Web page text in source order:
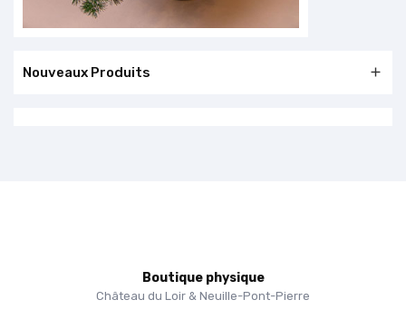
Nouveaux Produits 
Boutique physique
Château du Loir & Neuille-Pont-Pierre